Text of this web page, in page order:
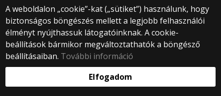
A weboldalon „cookie”-kat („sütiket”) használunk, hogy
biztonságos böngészés mellett a legjobb felhasználói
élményt nyújthassuk látogatóinknak. A cookie-
beállítások bármikor megváltoztathatók a böngésző
beállításaiban. További információ
Elfogadom
Webfejlesztés: